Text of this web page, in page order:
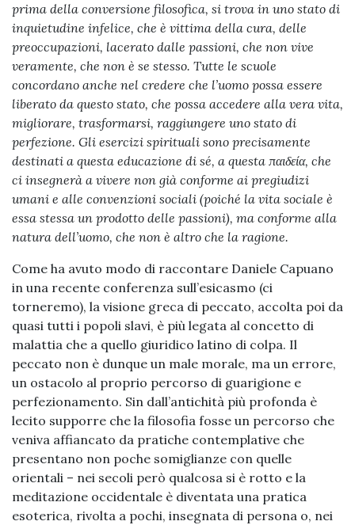
prima della conversione filosofica, si trova in uno stato di
inquietudine infelice, che è vittima della cura, delle
preoccupazioni, lacerato dalle passioni, che non vive
veramente, che non è se stesso. Tutte le scuole
concordano anche nel credere che l’uomo possa essere
liberato da questo stato, che possa accedere alla vera vita,
migliorare, trasformarsi, raggiungere uno stato di
perfezione. Gli esercizi spirituali sono precisamente
destinati a questa educazione di sé, a questa παιδεία, che
ci insegnerà a vivere non già conforme ai pregiudizi
umani e alle convenzioni sociali (poiché la vita sociale è
essa stessa un prodotto delle passioni), ma conforme alla
natura dell’uomo, che non è altro che la ragione.
Come ha avuto modo di raccontare Daniele Capuano
in una recente conferenza sull’esicasmo (ci
torneremo), la visione greca di peccato, accolta poi da
quasi tutti i popoli slavi, è più legata al concetto di
malattia che a quello giuridico latino di colpa. Il
peccato non è dunque un male morale, ma un errore,
un ostacolo al proprio percorso di guarigione e
perfezionamento. Sin dall’antichità più profonda è
lecito supporre che la filosofia fosse un percorso che
veniva affiancato da pratiche contemplative che
presentano non poche somiglianze con quelle
orientali – nei secoli però qualcosa si è rotto e la
meditazione occidentale è diventata una pratica
esoterica, rivolta a pochi, insegnata di persona o, nei